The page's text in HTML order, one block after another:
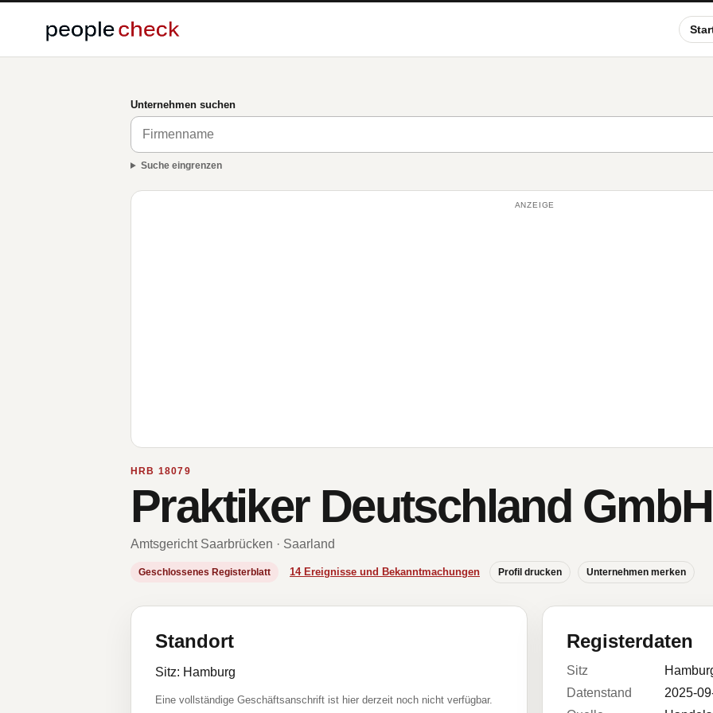
Unternehmen suchen
Suche eingrenzen
ANZEIGE
HRB 18079
Praktiker Deutschland GmbH
Amtsgericht Saarbrücken · Saarland
Geschlossenes Registerblatt 14 Ereignisse und Bekanntmachungen Profil drucken Unternehmen merken
Standort
Sitz: Hamburg
Eine vollständige Geschäftsanschrift ist hier derzeit noch nicht verfügbar.
Registerdaten
Sitz
Datenstand
2025-